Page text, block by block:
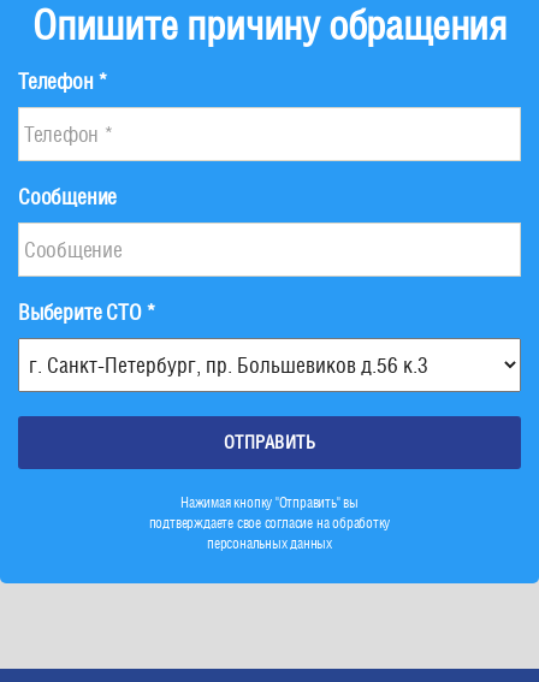
Опишите причину обращения
Телефон *
Сообщение
Выберите СТО *
Нажимая кнопку "Отправить" вы
подтверждаете свое согласие на обработку
персональных данных